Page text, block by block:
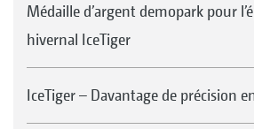
Médaille d’argent demopark pour
hivernal IceTiger
IceTiger – Davantage de précision